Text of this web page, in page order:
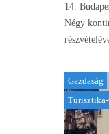
14.
Négy
Gazdaság